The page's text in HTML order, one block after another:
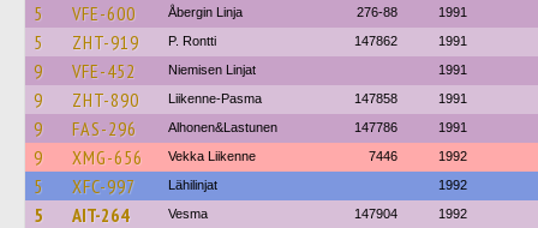
5 VFE-600 Åbergin Linja 276-88 1991
5 ZHT-919 P. Rontti 147862 1991
9 VFE-452 Niemisen Linjat 1991
9 ZHT-890 Liikenne-Pasma 147858 1991
9 FAS-296 Alhonen&Lastunen 147786 1991
9 XMG-656 Vekka Liikenne 7446 1992
5 XFC-997 Lähilinjat 1992
5 AIT-264 Vesma 147904 1992